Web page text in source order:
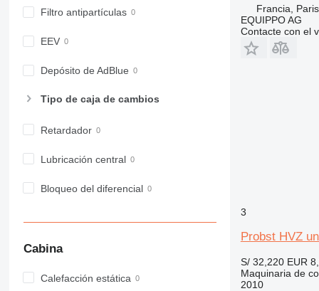
950
955
963
966
973
982
C-series
CS
Filtro antipartículas
EEV
Depósito de AdBlue
Tipo de caja de cambios
Retardador
Lubricación central
Bloqueo del diferencial
Cabina
Calefacción estática
Francia, Paris
EQUIPPO AG
Contacte con el
3
Probst HVZ
S/ 32,220 EUR
Maquinaria de
2010